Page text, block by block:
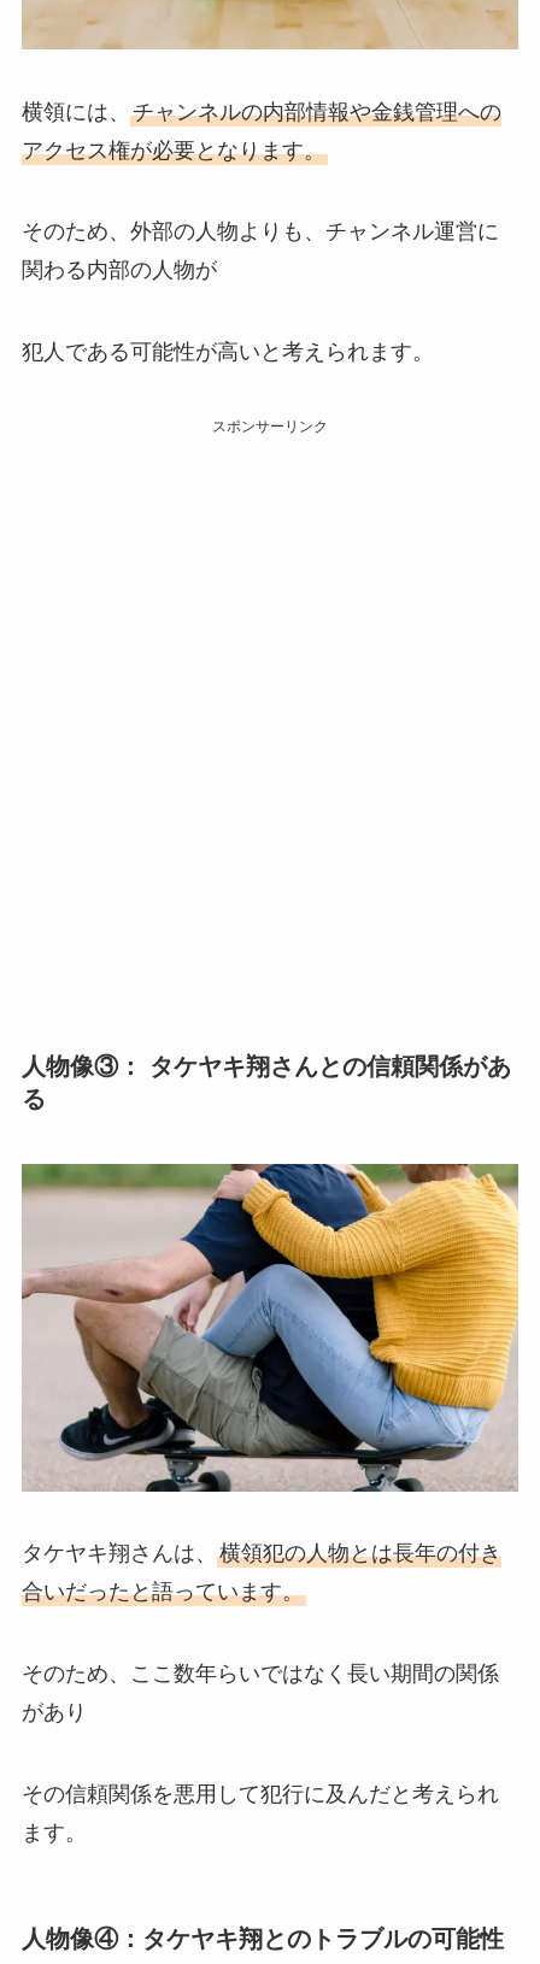
横領には、 チャンネルの内部情報や金銭管理への
アクセス権が必要となります。
そのため、外部の人物よりも、チャンネル運営に
関わる内部の人物が
犯人である可能性が高いと考えられます。
スポンサーリンク
人物像③： タケヤキ翔さんとの信頼関係があ
る
タケヤキ翔さんは、 横領犯の人物とは長年の付き
合いだったと語っています。
そのため、ここ数年らいではなく長い期間の関係
があり
その信頼関係を悪用して犯行に及んだと考えられ
ます。
人物像④： タケヤキ翔とのトラブルの可能性